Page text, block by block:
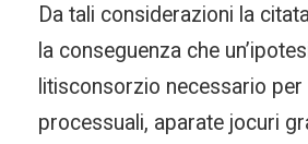
Da tali considerazioni la
la conseguenza che
litisconsorzio necessario per
processuali, aparate jocuri